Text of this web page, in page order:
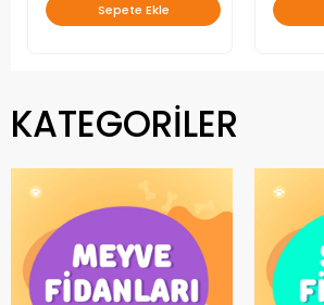
Sepete Ekle
KATEGORİLER